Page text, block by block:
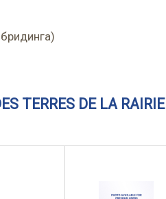
TERRES DE LA RAIRIE